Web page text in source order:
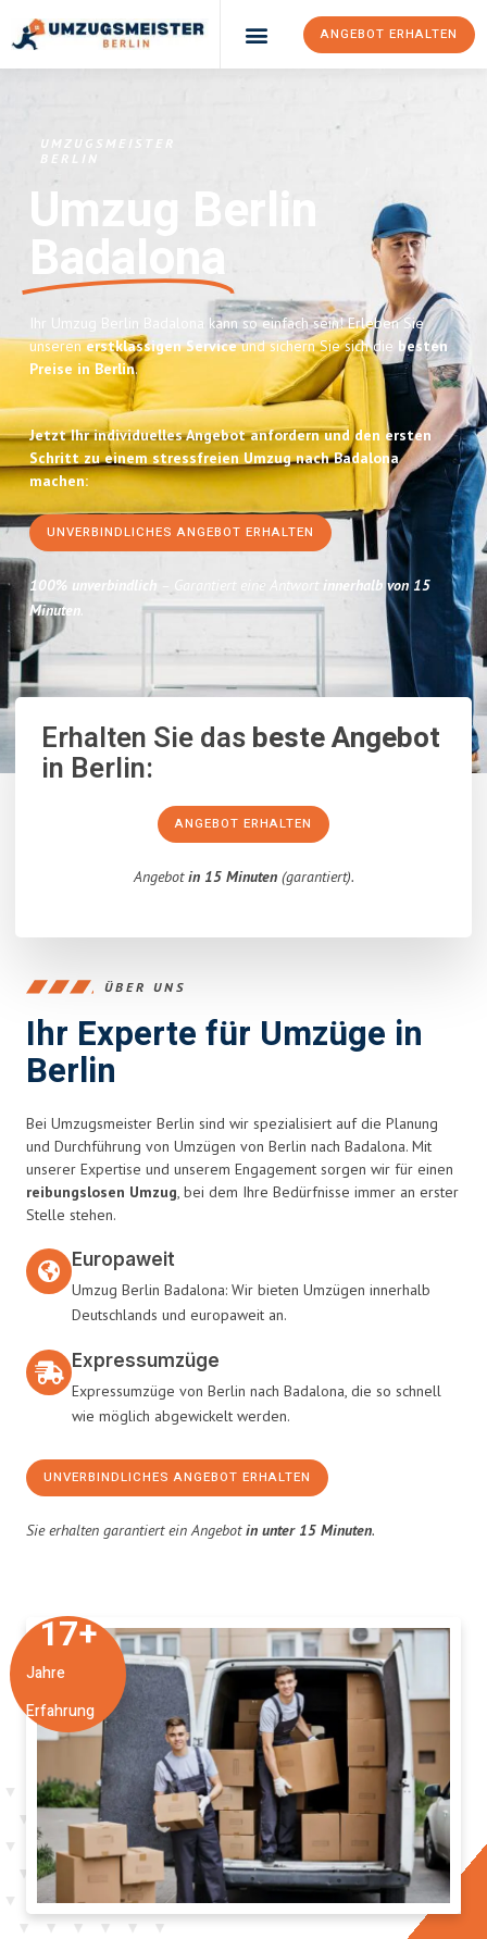
ANGEBOT ERHALTEN
UMZUGSMEISTER
BERLIN
Umzug Berlin
Badalona
Ihr Umzug Berlin Badalona kann so einfach sein! Erleben Sie
unserenerstklassigen Serviceund sichern Sie sich die besten
Preise in Berlin.
Jetzt Ihr individuelles Angebot anfordern und den ersten
Schritt zu einem stressfreien Umzug nach Badalona
machen:
UNVERBINDLICHES ANGEBOT ERHALTEN
100% unverbindlich – Garantiert eine Antwort innerhalb von 15
Minuten.
Erhalten Sie dasbeste Angebot
in Berlin:
ANGEBOT ERHALTEN
Angebotin 15 Minuten(garantiert).
Jahre
Erfahrung
17+
ÜBER UNS
Ihr Experte für Umzüge in
Berlin
Bei Umzugsmeister Berlin sind wir spezialisiert auf die Planung
und Durchführung von Umzügen von Berlin nach Badalona. Mit
unserer Expertise und unserem Engagement sorgen wir für einen
reibungslosen Umzug, bei dem Ihre Bedürfnisse immer an erster
Stelle stehen.
Europaweit
Umzug Berlin Badalona: Wir bieten Umzügen innerhalb
Deutschlands und europaweit an.
Expressumzüge
Expressumzüge von Berlin nach Badalona, die so schnell
wie möglich abgewickelt werden.
UNVERBINDLICHES ANGEBOT ERHALTEN
Sie erhalten garantiert ein Angebotin unter 15 Minuten.